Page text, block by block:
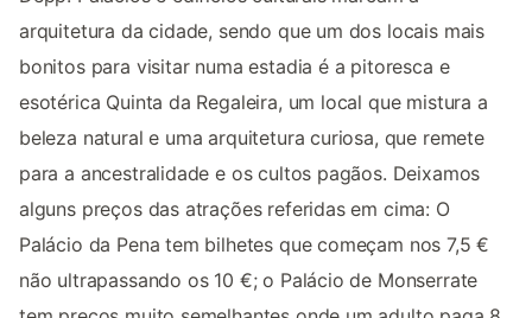
arquitetura da cidade, sendo que um dos locais mais
bonitos para visitar numa estadia é a pitoresca e
esotérica Quinta da Regaleira, um local que mistura a
beleza natural e uma arquitetura curiosa, que remete
para a ancestralidade e os cultos pagãos. Deixamos
alguns preços das atrações referidas em cima: O
Palácio da Pena tem bilhetes que começam nos 7,5 €
não ultrapassando os 10 €; o Palácio de Monserrate